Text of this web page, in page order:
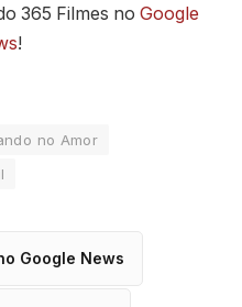
365 Filmes no Google
!
no Amor
Google News